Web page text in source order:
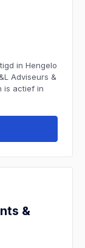
in Hengelo
Adviseurs &
is actief in
&